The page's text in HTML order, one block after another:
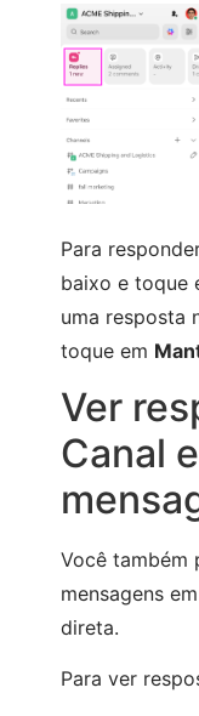
Para
baixo e toque
uma resposta
toque em
Ver
Canal
Você também
mensagens
direta.
Para ver